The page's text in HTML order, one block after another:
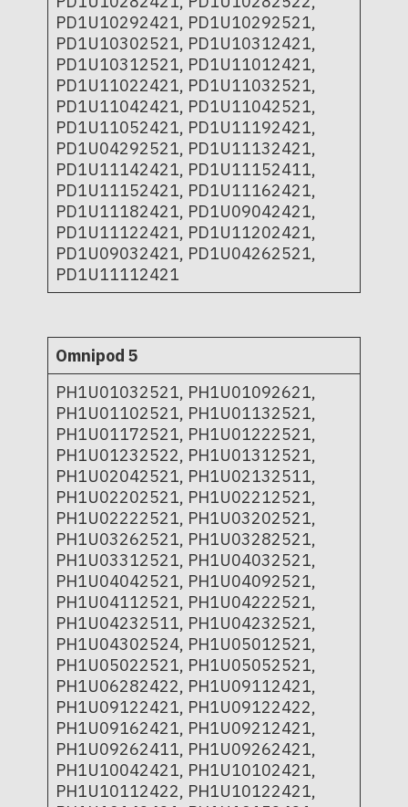
PD1U10292421, PD1U10292521,
PD1U10302521, PD1U10312421,
PD1U10312521, PD1U11012421,
PD1U11022421, PD1U11032521,
PD1U11042421, PD1U11042521,
PD1U11052421, PD1U11192421,
PD1U04292521, PD1U11132421,
PD1U11142421, PD1U11152411,
PD1U11152421, PD1U11162421,
PD1U11182421, PD1U09042421,
PD1U11122421, PD1U11202421,
PD1U09032421, PD1U04262521,
PD1U11112421
Omnipod 5
PH1U01032521, PH1U01092621,
PH1U01102521, PH1U01132521,
PH1U01172521, PH1U01222521,
PH1U01232522, PH1U01312521,
PH1U02042521, PH1U02132511,
PH1U02202521, PH1U02212521,
PH1U02222521, PH1U03202521,
PH1U03262521, PH1U03282521,
PH1U03312521, PH1U04032521,
PH1U04042521, PH1U04092521,
PH1U04112521, PH1U04222521,
PH1U04232511, PH1U04232521,
PH1U04302524, PH1U05012521,
PH1U05022521, PH1U05052521,
PH1U06282422, PH1U09112421,
PH1U09122421, PH1U09122422,
PH1U09162421, PH1U09212421,
PH1U09262411, PH1U09262421,
PH1U10042421, PH1U10102421,
PH1U10112422, PH1U10122421,